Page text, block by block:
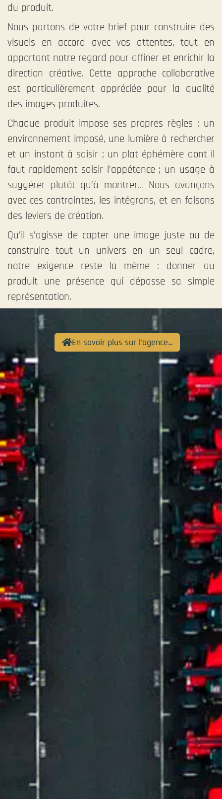
En savoir plus sur l'agence...
du produit.
Nous partons de votre brief pour construire des
visuels en accord avec vos attentes, tout en
apportant notre regard pour affiner et enrichir la
direction créative. Cette approche collaborative
est particulièrement appréciée pour la qualité
des images produites.
Chaque produit impose ses propres règles : un
environnement imposé, une lumière à rechercher
et un instant à saisir ; un plat éphémère dont il
faut rapidement saisir l’appétence ; un usage à
suggérer plutôt qu’à montrer… Nous avançons
avec ces contraintes, les intégrons, et en faisons
des leviers de création.
Qu’il s’agisse de capter une image juste ou de
construire tout un univers en un seul cadre,
notre exigence reste la même : donner au
produit une présence qui dépasse sa simple
représentation.